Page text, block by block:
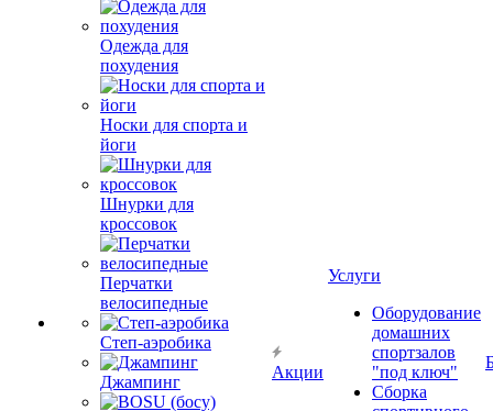
Одежда для
похудения
Носки для спорта и
йоги
Шнурки для
кроссовок
Перчатки
велосипедные
Степ-аэробика
Джампинг
Акции
Услуги
Оборудование
домашних
спортзалов
"под ключ"
Сборка